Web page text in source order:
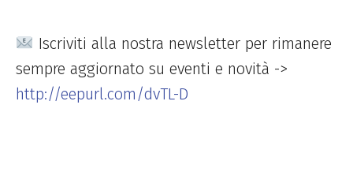
Iscriviti alla nostra newsletter per rimanere
sempre aggiornato su eventi e novità ->
http://eepurl.com/dvTL-D